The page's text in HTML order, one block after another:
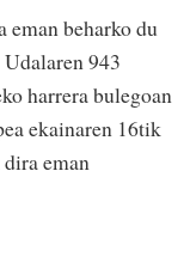
eman beharko du
943
harrera bulegoan
ekainaren 16tik
eman